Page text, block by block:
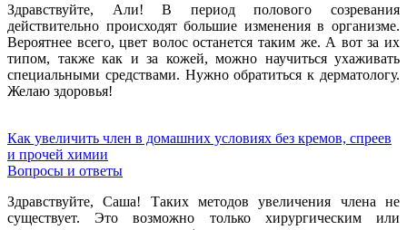
Здравствуйте, Али! В период полового созревания
действительно происходят большие изменения в организме.
Вероятнее всего, цвет волос останется таким же. А вот за их
типом, также как и за кожей, можно научиться ухаживать
специальными средствами. Нужно обратиться к дерматологу.
Желаю здоровья!
Как увеличить член в домашних условиях без кремов, спреев
и прочей химии
Вопросы и ответы
Здравствуйте, Саша! Таких методов увеличения члена не
существует. Этовозможно только хирургическим или